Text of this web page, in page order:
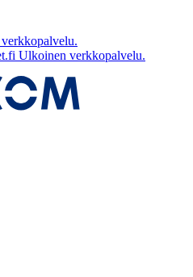
Ulkoinen verkkopalvelu.